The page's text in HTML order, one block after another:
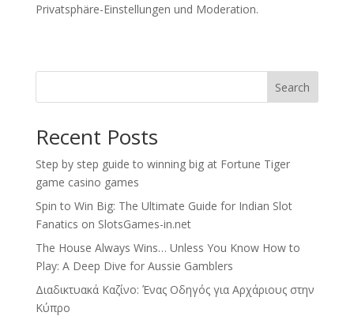
Privatsphäre-Einstellungen und Moderation.
Search
Recent Posts
Step by step guide to winning big at Fortune Tiger
game casino games
Spin to Win Big: The Ultimate Guide for Indian Slot
Fanatics on SlotsGames-in.net
The House Always Wins… Unless You Know How to
Play: A Deep Dive for Aussie Gamblers
Διαδικτυακά Καζίνο: Ένας Οδηγός για Αρχάριους στην
Κύπρο